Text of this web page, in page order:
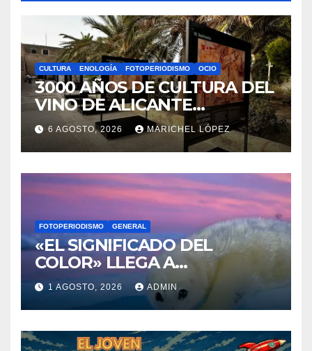
ENOLOGÍA FOTOPERIODISMO OCIO
3000 AÑOS DE CULTURA DEL
VINO DE ALICANTE
RENACEN EN EL CASTILLO
DE SANTA BÁRBARA
6 AGOSTO, 2026 MARICHEL LÓPEZ
FOTOPERIODISMO GENERAL
«EL SIGNIFICADO DEL
COLOR» LLEGA A
VILLAJOYOSA
1 AGOSTO, 2026 ADMIN
CULTURA GENERAL OCIO